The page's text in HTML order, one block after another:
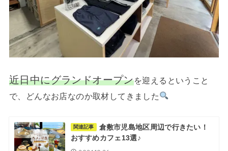
近日中にグランドオープンを迎えるということ
で、どんなお店なのか取材してきました
関連記事
倉敷市児島地区周辺で行きたい！
おすすめカフェ13選♪